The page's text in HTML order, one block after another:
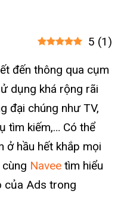
5 (1 )
đến thông qua cụm
dụng khá rộng rãi
đại chúng như TV,
tìm kiếm,… Có thể
ở hầu hết khắp mọi
Navee tìm hiểu
của Ads trong